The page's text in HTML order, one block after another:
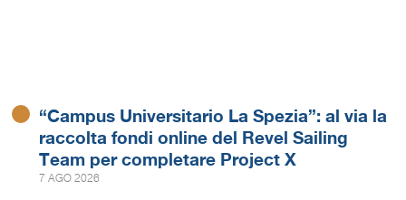
“Campus Universitario La Spezia”: al via la
raccolta fondi online del Revel Sailing
Team per completare Project X
7 AGO 2026